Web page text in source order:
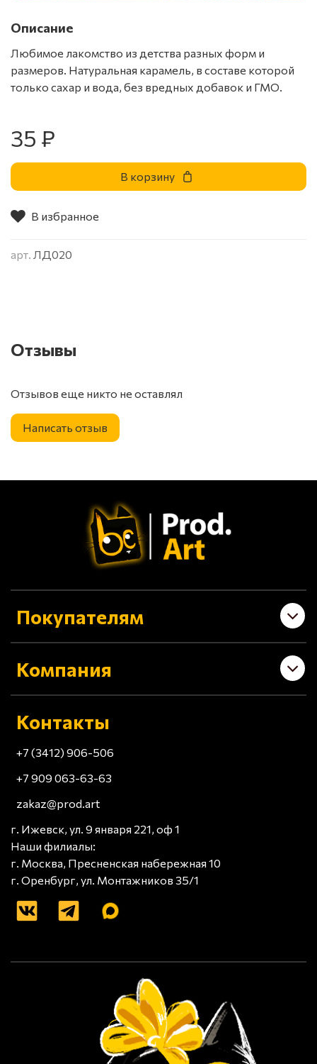
В избранное
арт. ЛД020
Описание
Любимое лакомство из детства разных форм и
размеров. Натуральная карамель, в составе которой
только сахар и вода, без вредных добавок и ГМО.
35 ₽
В корзину
Отзывы
Отзывов еще никто не оставлял
Написать отзыв
Покупателям
Компания
Контакты
+7 (3412) 906-506
+7 909 063-63-63
zakaz@prod.art
г. Ижевск, ул. 9 января 221, оф 1
Наши филиалы:
г. Москва, Пресненская набережная 10
г. Оренбург, ул. Монтажников 35/1